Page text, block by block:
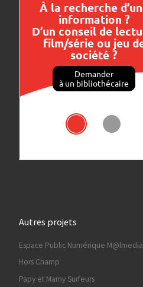
Autres projets
Espace Public Numérique M@lmedia
Hors Champ
Papy et Mamy Surfeurs